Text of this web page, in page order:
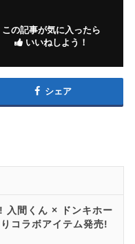
この記事が気に入ったら
いいねしよう！
シェア
入間くん × ドンキホー
コラボアイテム発売!